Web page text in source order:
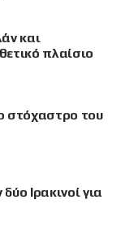
και
πλαίσιο
στόχαστρο του
Ιρακινοί για